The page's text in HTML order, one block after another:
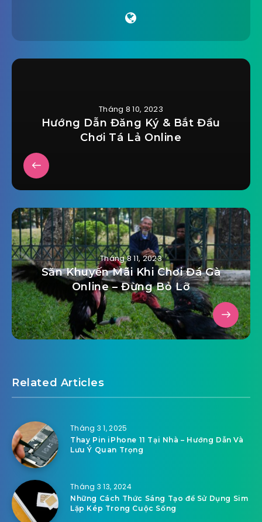
Tháng 8 10, 2023
Hướng Dẫn Đăng Ký & Bắt Đầu
Chơi Tá Lả Online
Tháng 8 11, 2023
Săn Khuyến Mãi Khi Chơi Đá Gà
Online – Đừng Bỏ Lỡ
Related Articles
Tháng 3 1, 2025
Thay Pin iPhone 11 Tại Nhà – Hướng Dẫn Và
Lưu Ý Quan Trọng
Tháng 3 13, 2024
Những Cách Thức Sáng Tạo để Sử Dụng Sim
Lặp Kép Trong Cuộc Sống